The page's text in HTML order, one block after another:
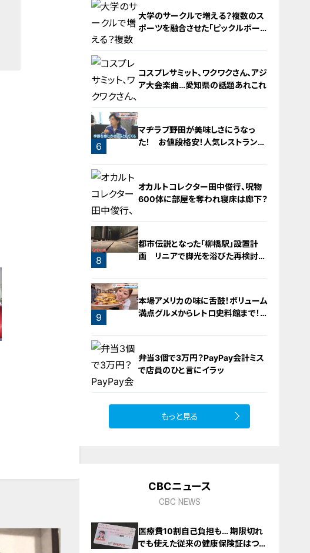
2
4
大学のサークルで増える？複数のス
ポーツを融合させた「ピックルボー
5
コスプレサミット、ワクワクさん、アジ
ア大会楽曲…愛知県の話題あれこれ
6
マヂラブ野田が美味しさにうなっ
た！ お値段格安！人気レストランを
門学校』の生徒たち
7
オカルトコレクター田中俊行、呪物
600体に部屋を奪われ寝床は廊下？
8
都市伝説となった「柳橋駅」設置計
画 リニアで脚光を浴びた再検討の
9
本場アメリカの味に舌鼓！ボリューム
満点グルメからレトロ史料館まで！
弁当3個で3万円？PayPay会計ミス
で店員のひと言にイラッ
もっと見る
CBCニュース
CBC NEWS
医療費10割自己負担も… 期限切れ
でも使えた従来の健康保険証はつい